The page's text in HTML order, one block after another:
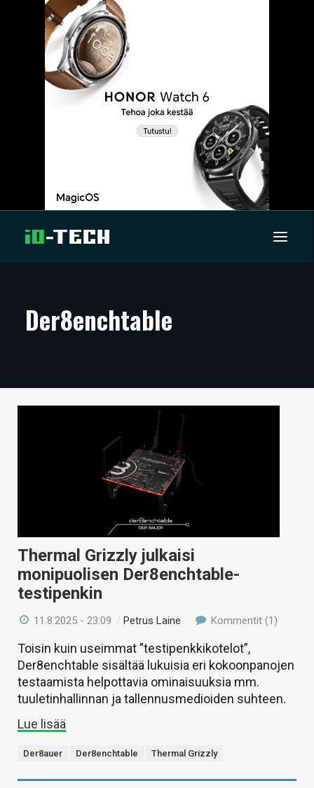
ARTIKKELIT
TECHBBS
HAKU
Der8enchtable
Thermal Grizzly julkaisi
monipuolisen Der8enchtable-
testipenkin
11.8.2025 - 23:09 /Petrus Laine Kommentit (1)
Toisin kuin useimmat ”testipenkkikotelot”,
Der8enchtable sisältää lukuisia eri kokoonpanojen
testaamista helpottavia ominaisuuksia mm.
tuuletinhallinnan ja tallennusmedioiden suhteen.
Lue lisää
Der8auer Der8enchtable Thermal Grizzly